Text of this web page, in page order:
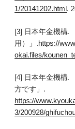
1/20141202.html.
[3] 日本年金機構.
用）」.https://
okai.files/
[4] 日本年金機構.
方です」.
https://
3/200928/